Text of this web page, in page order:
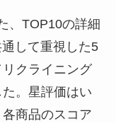
、TOP10の詳細
して重視した5
クライニング
。星評価はい
商品のスコア